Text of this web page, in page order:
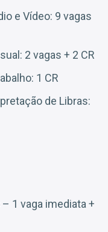
e Vídeo: 9 vagas
2 vagas + 2 CR
1 CR
de Libras:
1 vaga imediata +